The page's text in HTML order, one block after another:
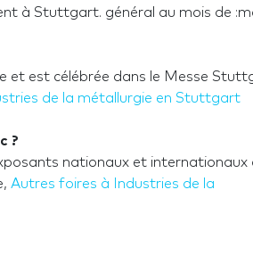
à Stuttgart. général au mois de
et est célébrée dans le Messe
de la métallurgie en Stuttgart
?
nationaux et internationaux
Autres foires à Industries de la